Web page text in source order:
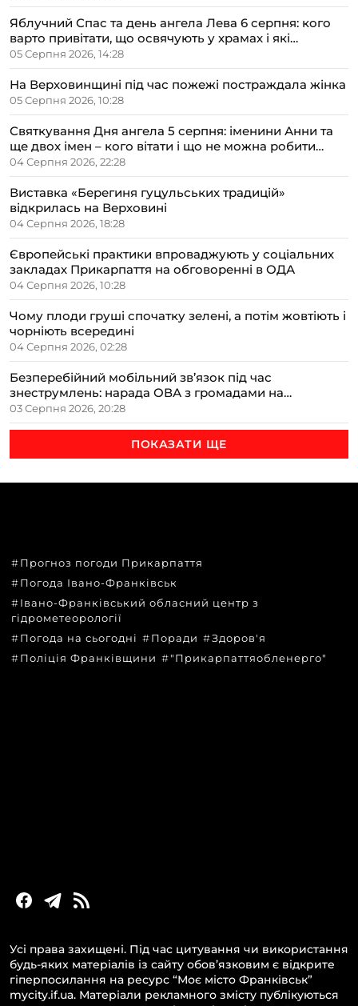
Яблучний Спас та день ангела Лева 6 серпня: кого
варто привітати, що освячують у храмах і які
прикмети передбачають осінь
05 Серпня 2026, 14:28
На Верховинщині під час пожежі постраждала жінка
05 Серпня 2026, 10:28
Святкування Дня ангела 5 серпня: іменини Анни та
ще двох імен – кого вітати і що не можна робити
цього дня
04 Серпня 2026, 22:28
Виставка «Берегиня гуцульських традицій»
відкрилась на Верховині
04 Серпня 2026, 18:28
Європейські практики впроваджують у соціальних
закладах Прикарпаття на обговоренні в ОДА
04 Серпня 2026, 10:28
Чому плоди груші спочатку зелені, а потім жовтіють і
чорніють всередині
04 Серпня 2026, 02:28
Безперебійний мобільний зв’язок під час
знеструмлень: нарада ОВА з громадами на
Прикарпатті
03 Серпня 2026, 20:28
ПОКАЗАТИ ЩЕ
Прогноз погоди Прикарпаття
Погода Івано-Франківськ
Івано-Франківський обласний центр з
гідрометеорології
Погода на сьогодні
Поради
Здоров'я
Поліція Франківщини
"Прикарпаттяобленерго"
Усі права захищені. Під час цитування чи використання
будь-яких матеріалів із сайту обов’язковим є відкрите
гіперпосилання на ресурс “Моє місто Франківськ”
mycity.if.ua. Матеріали рекламного змісту публікуються